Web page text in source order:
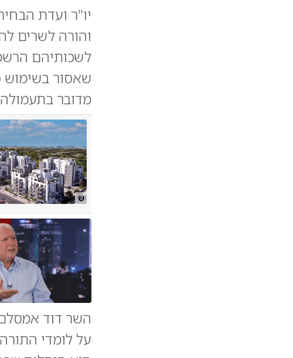
יו"ר ועדת
והורה לשרים
לשכותיהם
שאסור בשימוש
מדובר
ש
השר דוד
על לומדי